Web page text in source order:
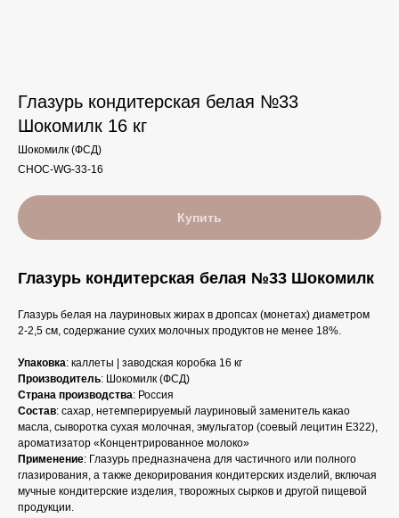
Глазурь кондитерская белая №33
Шокомилк 16 кг
Шокомилк (ФСД)
CHOC-WG-33-16
Купить
Глазурь кондитерская белая №33 Шокомилк
Глазурь белая на лауриновых жирах в дропсах (монетах) диаметром
2-2,5 см, содержание сухих молочных продуктов не менее 18%.
Упаковка: каллеты | заводская коробка 16 кг
Производитель: Шокомилк (ФСД)
Страна производства: Россия
Состав: сахар, нетемперируемый лауриновый заменитель какао
масла, сыворотка сухая молочная, эмульгатор (соевый лецитин Е322),
ароматизатор «Концентрированное молоко»
Применение: Глазурь предназначена для частичного или полного
глазирования, а также декорирования кондитерских изделий, включая
мучные кондитерские изделия, творожных сырков и другой пищевой
продукции.